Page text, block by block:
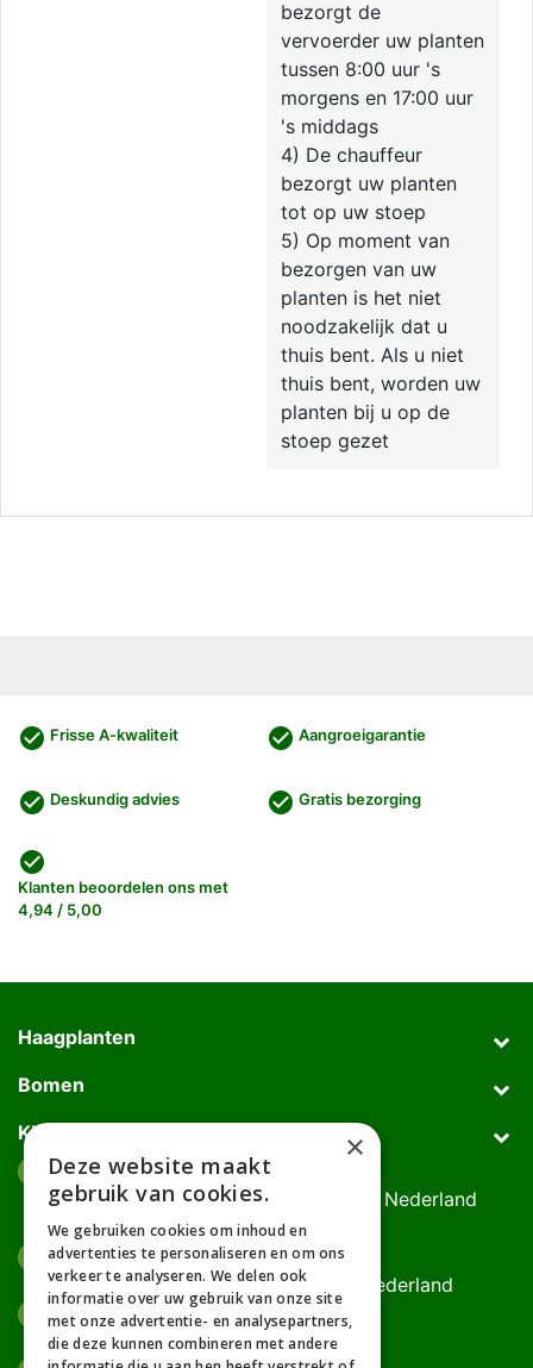
bezorgt de
vervoerder uw planten
tussen 8:00 uur 's
morgens en 17:00 uur
's middags
4) De chauffeur
bezorgt uw planten
tot op uw stoep
5) Op moment van
bezorgen van uw
planten is het niet
noodzakelijk dat u
thuis bent. Als u niet
thuis bent, worden uw
planten bij u op de
stoep gezet
check_circle Frisse A-kwaliteit check_circle Aangroeigarantie
check_circle Deskundig advies check_circle Gratis bezorging
check_circle
Klanten beoordelen ons met
4,94 / 5,00
Haagplanten
Bomen
Klantenservice
Afhaaladres
Deurningerweg 50, 7623 AH Borne, Nederland
(op afspraak!)
Kantooradres
Bornsedijk 60, 7559 PT Hengelo, Nederland
085-0475588
06-17314481
×
Deze website maakt
gebruik van cookies.
We gebruiken cookies om inhoud en
advertenties te personaliseren en om ons
verkeer te analyseren. We delen ook
informatie over uw gebruik van onze site
met onze advertentie- en analysepartners,
die deze kunnen combineren met andere